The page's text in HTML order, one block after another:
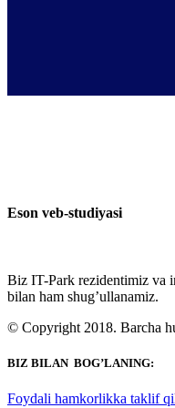
Eson veb-studiyasi
Biz IT-Park rezidentimiz va
bilan ham shug’ullanamiz.
© Copyright 2018. Barcha
BIZ BILAN BOG’LANING:
Foydali hamkorlikka taklif